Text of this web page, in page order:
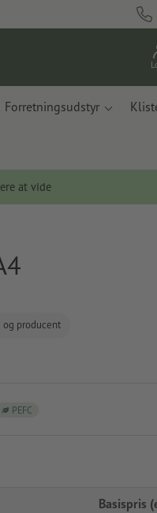
Forretningsudstyr
at vide
og producent
PEFC
Basispris